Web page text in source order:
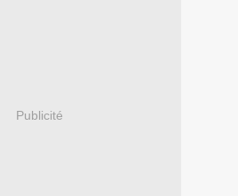
Publicité